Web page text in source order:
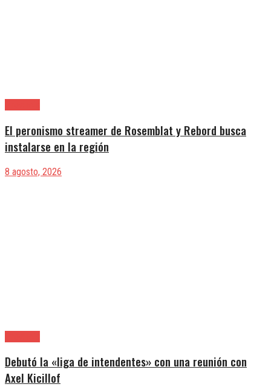
El peronismo streamer de Rosemblat y Rebord busca
instalarse en la región
8 agosto, 2026
Debutó la «liga de intendentes» con una reunión con
Axel Kicillof